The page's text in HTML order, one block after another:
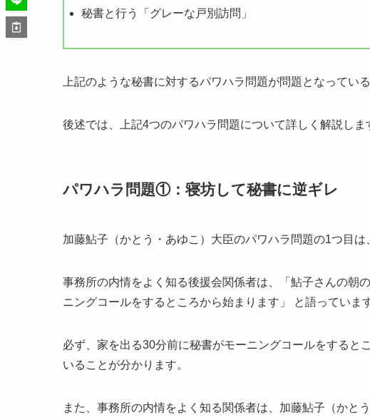
秘書と行う「グレーな戸別訪問」
上記のような秘書に対するパワハラ問題が問題となっている
後述では、上記4つのパワハラ問題について詳しく解説しま
パワハラ問題①：寝坊して秘書に逆ギレ
加藤鮎子（かとう・あゆこ）大臣のパワハラ問題の1つ目は
事務所の内情をよく知る後援会関係者は、「鮎子さんの朝
ニングコールをするところから始まります」 と語っています
必ず、家を出る30分前に秘書がモーニングコールをすると
いることが分かります。
また、事務所の内情をよく知る関係者は、加藤鮎子（かと